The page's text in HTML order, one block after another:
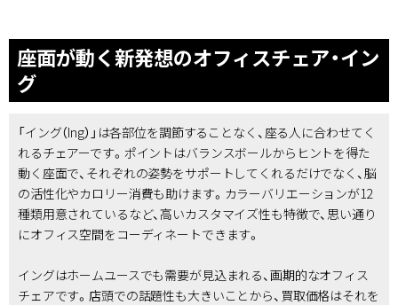
座面が動く新発想のオフィスチェア・イン
グ
「イング（Ing）」は各部位を調節することなく、座る人に合わせてく
れるチェアーです。ポイントはバランスボールからヒントを得た
動く座面で、それぞれの姿勢をサポートしてくれるだけでなく、脳
の活性化やカロリー消費も助けます。カラーバリエーションが12
種類用意されているなど、高いカスタマイズ性も特徴で、思い通り
にオフィス空間をコーディネートできます。
イングはホームユースでも需要が見込まれる、画期的なオフィス
チェアです。店頭での話題性も大きいことから、買取価格はそれを